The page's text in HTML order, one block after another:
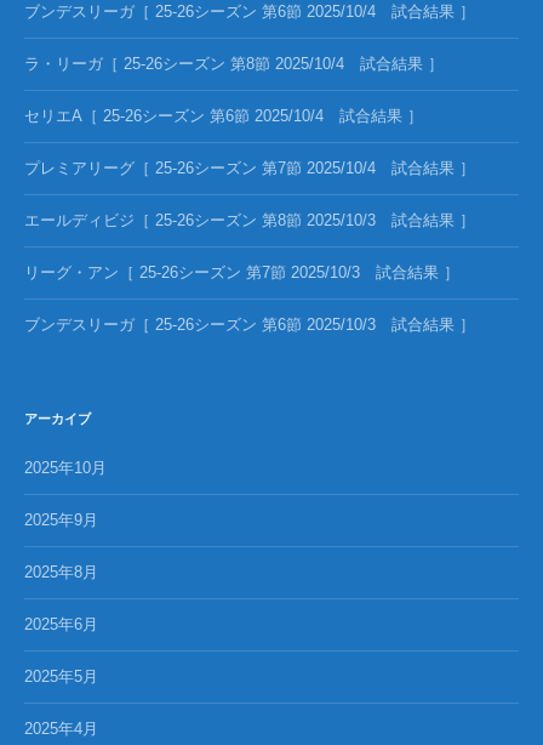
ブンデスリーガ［ 25-26シーズン 第6節 2025/10/4 試合結果 ］
ラ・リーガ［ 25-26シーズン 第8節 2025/10/4 試合結果 ］
セリエA［ 25-26シーズン 第6節 2025/10/4 試合結果 ］
プレミアリーグ［ 25-26シーズン 第7節 2025/10/4 試合結果 ］
エールディビジ［ 25-26シーズン 第8節 2025/10/3 試合結果 ］
リーグ・アン［ 25-26シーズン 第7節 2025/10/3 試合結果 ］
ブンデスリーガ［ 25-26シーズン 第6節 2025/10/3 試合結果 ］
アーカイブ
2025年10月
2025年9月
2025年8月
2025年6月
2025年5月
2025年4月